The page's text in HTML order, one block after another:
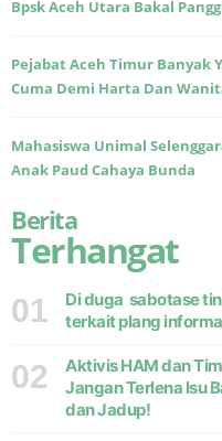
Bpsk Aceh Utara Bakal
Pejabat Aceh Timur Banyak
Cuma Demi Harta Dan
Mahasiswa Unimal
Anak Paud Cahaya Bunda
Berita
Terhangat
01
Di duga sabotase
terkait plang
02
Aktivis HAM dan
Jangan Terlena Isu
dan Jadup!